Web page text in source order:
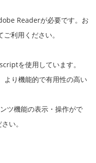
Readerが必要です。お
利用ください。
を使用しています。
より機能的で有用性の高い
ツ機能の表示・操作がで
い。